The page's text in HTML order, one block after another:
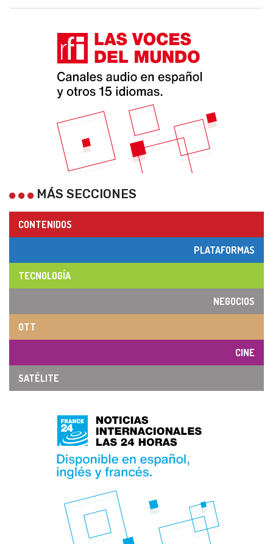
MÁS SECCIONES
CONTENIDOS
PLATAFORMAS
TECNOLOGÍA
NEGOCIOS
OTT
CINE
SATÉLITE